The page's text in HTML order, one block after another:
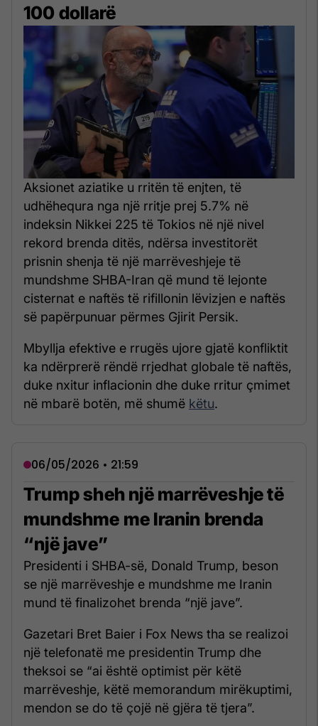
100 dollarë
Aksionet aziatike u rritën të enjten, të
udhëhequra nga një rritje prej 5.7% në
indeksin Nikkei 225 të Tokios në një nivel
rekord brenda ditës, ndërsa investitorët
prisnin shenja të një marrëveshjeje të
mundshme SHBA-Iran që mund të lejonte
cisternat e naftës të rifillonin lëvizjen e naftës
së papërpunuar përmes Gjirit Persik.
Mbyllja efektive e rrugës ujore gjatë konfliktit
ka ndërprerë rëndë rrjedhat globale të naftës,
duke nxitur inflacionin dhe duke rritur çmimet
në mbarë botën, më shumë këtu.
06/05/2026 • 21:59
Trump sheh një marrëveshje të
mundshme me Iranin brenda
“një jave”
Presidenti i SHBA-së, Donald Trump, beson
se një marrëveshje e mundshme me Iranin
mund të finalizohet brenda “një jave”.
Gazetari Bret Baier i Fox News tha se realizoi
një telefonatë me presidentin Trump dhe
theksoi se “ai është optimist për këtë
marrëveshje, këtë memorandum mirëkuptimi,
mendon se do të çojë në gjëra të tjera”.